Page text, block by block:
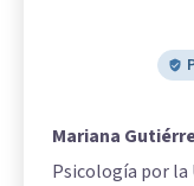
Mariana
Psicología por la